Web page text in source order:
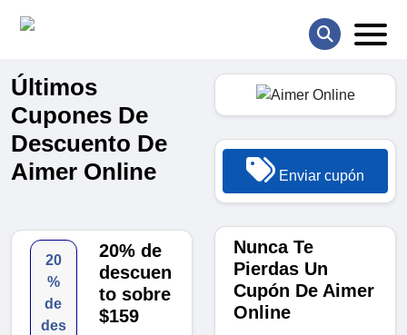
Últimos
Cupones De
Descuento De
Aimer Online
20
%
de
des
20% de
descuen
to sobre
$159
Enviar cupón
Nunca Te
Pierdas Un
Cupón De Aimer
Online